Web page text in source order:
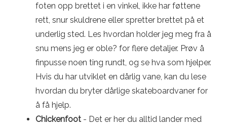
foten opp brettet i en vinkel, ikke har føttene
rett, snur skuldrene eller spretter brettet på et
underlig sted. Les hvordan holder jeg meg fra å
snu mens jeg er oble? for flere detaljer. Prøv å
finpusse noen ting rundt, og se hva som hjelper.
Hvis du har utviklet en dårlig vane, kan du lese
hvordan du bryter dårlige skateboardvaner for
å få hjelp.
Chickenfoot - Det er her du alltid lander med